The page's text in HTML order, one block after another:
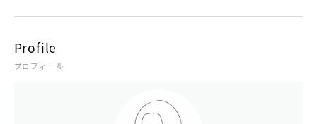
Profile
プロフィール